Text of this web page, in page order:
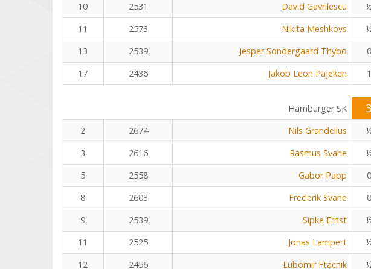
10
2531 David Gavrilescu
11
2573 Nikita Meshkovs
13
2539 Jesper Sondergaard Thybo 0
17
2436 Jakob Leon Pajeken 1
Hamburger SK 3
2
2674 Nils Grandelius
3
2616 Rasmus Svane
5
2558 Gabor Papp 0
8
2603 Frederik Svane 0
9
2539 Sipke Ernst
11
2525 Jonas Lampert
12
2456 Lubomir Ftacnik